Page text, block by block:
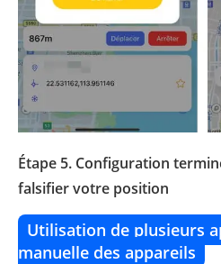
Étape 5. Configuration
falsifier votre position
Utilisation de plusieurs
manuelle des appareils